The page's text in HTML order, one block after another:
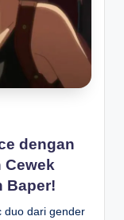
dengan
Cewek
Baper!
duo dari gender